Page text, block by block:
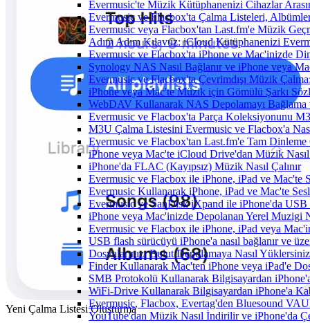
Evermusic'te Müzik Kütüphanenizi Cihazlar
Evermusic ve Flacbox'ta Çalma Listeleri,
Evermusic veya Flacbox'tan Last.fm'e Müzik
Adım Adım Kılavuz: iCloud Kütüphanenizi
Evermusic ve Flacbox'ta iPhone ve Mac'inizde
Synology NAS Nasıl Bağlanır ve iPhone veya
Evermusic ve Flacbox'ta Çevrimdışı Müzik
iPhone veya Mac'te Müzik için Gömülü Şarkı
WebDAV Kullanarak NAS Depolamayı
Evermusic ve Flacbox'ta Parça Koleksiyonunu
M3U Çalma Listesini Evermusic ve Flacbox'a
Evermusic ve Flacbox'tan Last.fm'e Tam Dinleme
iPhone veya Mac'te iCloud Drive'dan Müzik
iPhone'da FLAC (Kayıpsız) Müzik Nasıl Çalınır
Evermusic ve Flacbox ile iPhone, iPad ve Mac'te
Evermusic Kullanarak iPhone, iPad ve Mac'te
Evermusic ve SanDisk iXpand ile iPhone'da USB
iPhone veya Mac'inizde Depolanan Yerel Muzigi
Evermusic ve Flacbox ile iPhone, iPad veya
USB flash sürücüyü iPhone'a nasıl bağlanır ve
Dosyalarınızı Bulut Depolamaya Nasıl
Finder Kullanarak Mac'ten iPhone veya iPad'e
SMB Protokolü Kullanarak Bilgisayardan
WiFi-Drive Kullanarak Bilgisayardan iPhone'a
Evermusic, Flacbox, Evertag'den Bluesound
YouTube'dan Müzik Nasıl İndirilir ve iPhone'da
Yeni Çalma Listesi Oluşturma